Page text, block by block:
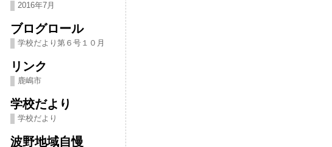
2016年7月
ブログロール
学校だより第６号１０月
リンク
鹿嶋市
学校だより
学校だより
波野地域自慢